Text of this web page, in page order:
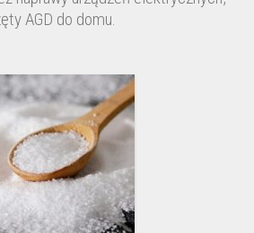
AGD do domu.